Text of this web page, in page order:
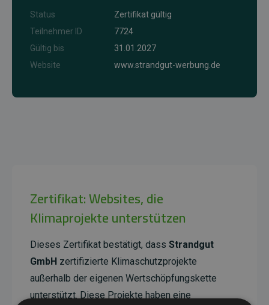
Status
Zertifikat gültig
Teilnehmer ID
7724
Gültig bis
31.01.2027
Website
www.strandgut-werbung.de
Zertifikat: Websites, die
Klimaprojekte unterstützen
Dieses Zertifikat bestätigt, dass Strandgut
GmbH zertifizierte Klimaschutzprojekte
außerhalb der eigenen Wertschöpfungskette
unterstützt. Diese Projekte haben eine